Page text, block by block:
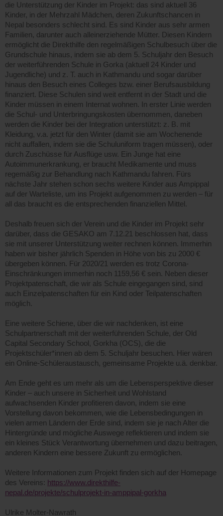
die Unterstützung der Kinder im Projekt: das sind aktuell 36
Kinder, in der Mehrzahl Mädchen, deren Zukunftschancen in
Nepal besonders schlecht sind. Es sind Kinder aus sehr armen
Familien, darunter auch alleinerziehende Mütter. Diesen Kindern
ermöglicht die Direkthilfe den regelmäßigen Schulbesuch über die
Grundschule hinaus, indem sie ab dem 5. Schuljahr den Besuch
der weiterführenden Schule in Gorka (aktuell 24 Kinder und
Jugendliche) und z. T. auch in Kathmandu und sogar darüber
hinaus den Besuch eines Colleges bzw. einer Berufsausbildung
finanziert. Diese Schulen sind weit entfernt in der Stadt und die
Kinder müssen in einem Internat wohnen. In erster Linie werden
die Schul- und Unterbringungskosten übernommen, daneben
werden die Kinder bei der Integration unterstützt: z. B. mit
Kleidung, v.a. jetzt für den Winter (damit sie am Wochenende
nicht auffallen, indem sie die Schuluniform tragen müssen), oder
durch Zuschüsse für Ausflüge usw. Ein Junge hat eine
Autoimmunerkrankung, er braucht Medikamente und muss
regemäßig zur Behandlung nach Kathmandu fahren. Fürs
nächste Jahr stehen schon sechs weitere Kinder aus Ampippal
auf der Warteliste, um ins Projekt aufgenommen zu werden – für
all das braucht es die entsprechenden finanziellen Mittel.
Deshalb freuen sich der Verein und die Kinder im Projekt sehr
darüber, dass die GESAKO am 7.12.21 beschlossen hat, dass
sie mit unserer Unterstützung weiter rechnen können. Immerhin
haben wir bisher jährlich Spenden in Höhe von bis zu 2000 €
übergeben können. Für 2020/21 werden es trotz Corona-
Einschränkungen immerhin noch 1159,56 € sein. Neben dieser
Projektpatenschaft, die wir als Schule eingegangen sind, sind
auch Einzelpatenschaften für ein Kind oder Teilpatenschaften
möglich.
Eine weitere Schiene, über die wir nachdenken, ist eine
Schulpartnerschaft mit der weiterführenden Schule, der Old
Capital Secondary School, Gorkha (OCS), die die
Projektschüler*innen ab dem 5. Schuljahr besuchen. Hier wären
ein Online-Schüleraustausch, gemeinsame Projekte u.ä. denkbar.
Am Ende geht es um mehr als um die Lebensperspektive dieser
Kinder – auch unsere in Sicherheit und Wohlstand
aufwachsenden Kinder profitieren davon, indem sie eine
Vorstellung davon bekommen, wie die Lebensbedingungen in
vielen armen Ländern der Erde sind, indem sie je nach Alter die
Hintergründe und mögliche Auswege reflektieren und indem sie
ein kleines Stück Verantwortung übernehmen und dazu beitragen,
anderen Kindern eine bessere Zukunft zu ermöglichen.
Weitere Informationen zum Projekt finden sich auf der Homepage
des Vereins: https://www.direkthilfe-
nepal.de/projekte/schulprojekt-in-amppipal-gorkha
Ulrike Molter-Nawrath